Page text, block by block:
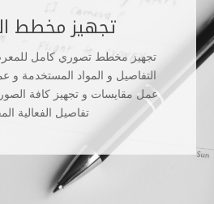
تجهيز مخطط
تجهيز مخطط تصوري كامل
التفاصيل و المواد المستخدمة و
عمل مقايسات و تجهيز كافة الصور
تفاصيل الفعالية